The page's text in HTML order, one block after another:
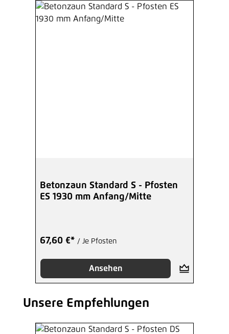
Betonzaun Standard S - Pfosten
ES 1930 mm Anfang/Mitte
67,60 €* / Je Pfosten
Ansehen
Produktgalerie überspringen
Unsere Empfehlungen